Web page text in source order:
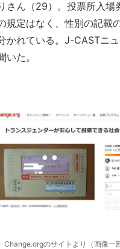
さん（29）。投票所入場
規定はなく、性別の記載
かれている。J-CASTニ
いた。
Change.orgのサイトより（画像一